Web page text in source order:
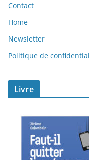
Contact
Home
Newsletter
Politique de
Livre